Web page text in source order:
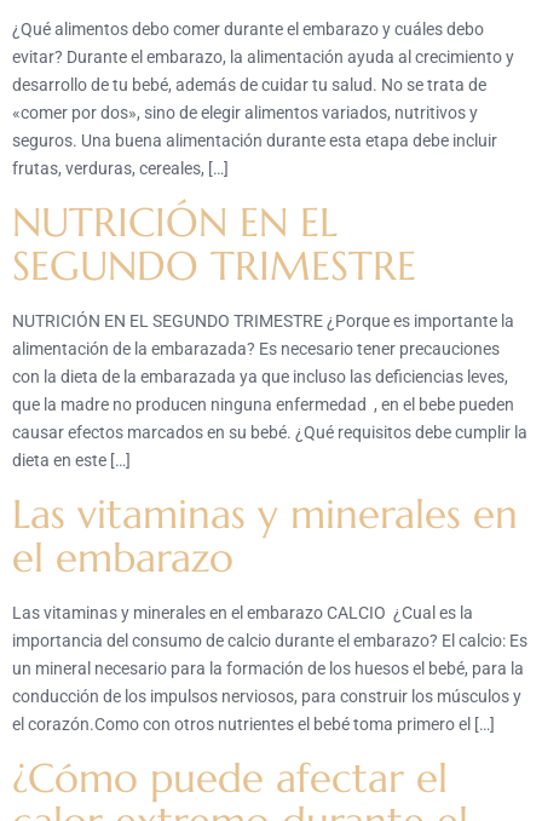
¿Qué alimentos debo comer durante el embarazo y cuáles debo
evitar? Durante el embarazo, la alimentación ayuda al crecimiento y
desarrollo de tu bebé, además de cuidar tu salud. No se trata de
«comer por dos», sino de elegir alimentos variados, nutritivos y
seguros. Una buena alimentación durante esta etapa debe incluir
frutas, verduras, cereales, […]
NUTRICIÓN EN EL
SEGUNDO TRIMESTRE
NUTRICIÓN EN EL SEGUNDO TRIMESTRE ¿Porque es importante la
alimentación de la embarazada? Es necesario tener precauciones
con la dieta de la embarazada ya que incluso las deficiencias leves,
que la madre no producen ninguna enfermedad , en el bebe pueden
causar efectos marcados en su bebé. ¿Qué requisitos debe cumplir la
dieta en este […]
Las vitaminas y minerales en
el embarazo
Las vitaminas y minerales en el embarazo CALCIO ¿Cual es la
importancia del consumo de calcio durante el embarazo? El calcio: Es
un mineral necesario para la formación de los huesos el bebé, para la
conducción de los impulsos nerviosos, para construir los músculos y
el corazón.Como con otros nutrientes el bebé toma primero el […]
¿Cómo puede afectar el